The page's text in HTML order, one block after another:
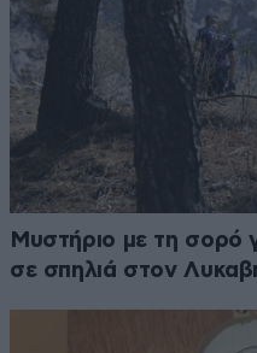
Μυστήριο με τη σορό
σε σπηλιά στον